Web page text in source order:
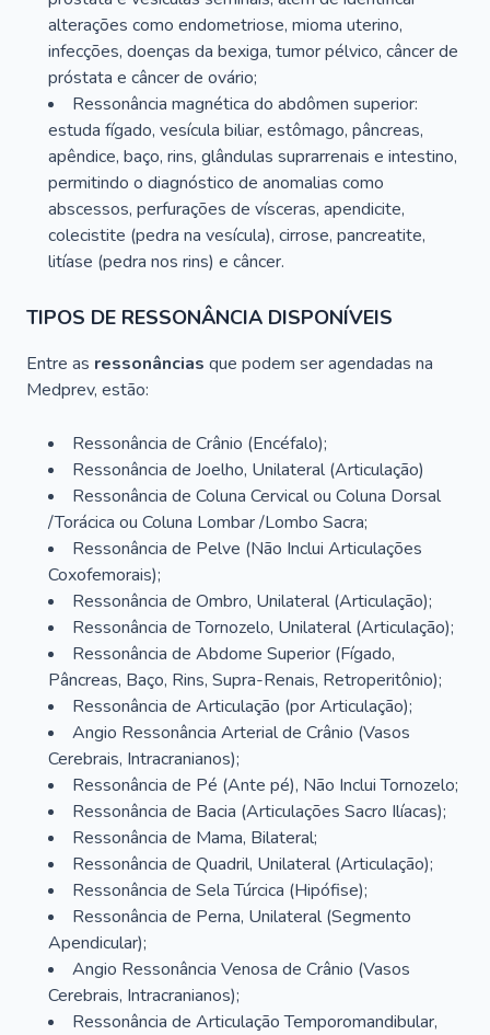
alterações como endometriose, mioma uterino,
infecções, doenças da bexiga, tumor pélvico, câncer de
próstata e câncer de ovário;
Ressonância magnética do abdômen superior:
estuda fígado, vesícula biliar, estômago, pâncreas,
apêndice, baço, rins, glândulas suprarrenais e intestino,
permitindo o diagnóstico de anomalias como
abscessos, perfurações de vísceras, apendicite,
colecistite (pedra na vesícula), cirrose, pancreatite,
litíase (pedra nos rins) e câncer.
TIPOS DE RESSONÂNCIA DISPONÍVEIS
Entre as ressonâncias que podem ser agendadas na
Medprev, estão:
Ressonância de Crânio (Encéfalo);
Ressonância de Joelho, Unilateral (Articulação)
Ressonância de Coluna Cervical ou Coluna Dorsal
/Torácica ou Coluna Lombar /Lombo Sacra;
Ressonância de Pelve (Não Inclui Articulações
Coxofemorais);
Ressonância de Ombro, Unilateral (Articulação);
Ressonância de Tornozelo, Unilateral (Articulação);
Ressonância de Abdome Superior (Fígado,
Pâncreas, Baço, Rins, Supra-Renais, Retroperitônio);
Ressonância de Articulação (por Articulação);
Angio Ressonância Arterial de Crânio (Vasos
Cerebrais, Intracranianos);
Ressonância de Pé (Ante pé), Não Inclui Tornozelo;
Ressonância de Bacia (Articulações Sacro Ilíacas);
Ressonância de Mama, Bilateral;
Ressonância de Quadril, Unilateral (Articulação);
Ressonância de Sela Túrcica (Hipófise);
Ressonância de Perna, Unilateral (Segmento
Apendicular);
Angio Ressonância Venosa de Crânio (Vasos
Cerebrais, Intracranianos);
Ressonância de Articulação Temporomandibular,